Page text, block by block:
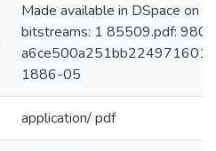
Made available in DSpace on
bitstreams: 1 85509.pdf:
1886-05
application/ pdf